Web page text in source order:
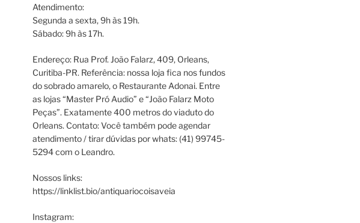
Atendimento:
Segunda a sexta, 9h às 19h.
Sábado: 9h às 17h.
Endereço: Rua Prof. João Falarz, 409, Orleans,
Curitiba-PR. Referência: nossa loja fica nos fundos
do sobrado amarelo, o Restaurante Adonai. Entre
as lojas “Master Pró Audio” e “João Falarz Moto
Peças”. Exatamente 400 metros do viaduto do
Orleans. Contato: Você também pode agendar
atendimento / tirar dúvidas por whats: (41) 99745-
5294 com o Leandro.
Nossos links:
https://linklist.bio/antiquariocoisaveia
Instagram: